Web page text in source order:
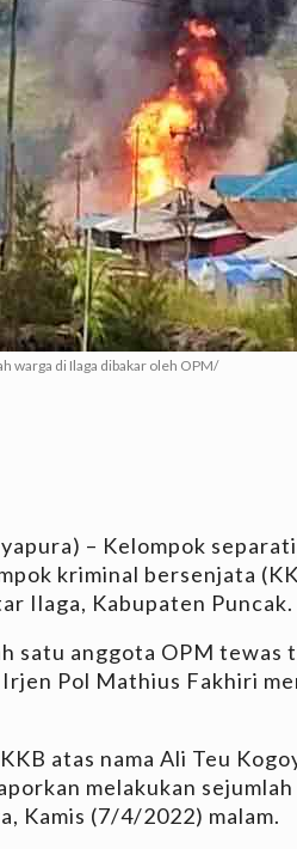
warga di Ilaga dibakar oleh OPM/
– Kelompok
kriminal bersenjata
Ilaga, Kabupaten Puncak.
satu anggota OPM tewas
Pol Mathius Fakhiri
atas nama Ali Teu
melakukan sejumlah
Kamis (7/4/2022) malam.